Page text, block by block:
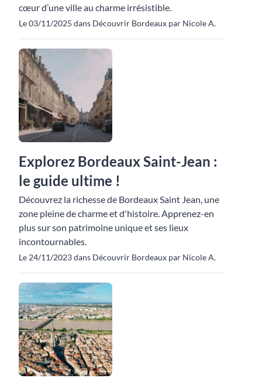
cœur d’une ville au charme irrésistible.
Le 03/11/2025 dans Découvrir Bordeaux par Nicole A.
Explorez Bordeaux Saint-Jean :
le guide ultime !
Découvrez la richesse de Bordeaux Saint Jean, une
zone pleine de charme et d'histoire. Apprenez-en
plus sur son patrimoine unique et ses lieux
incontournables.
Le 24/11/2023 dans Découvrir Bordeaux par Nicole A.